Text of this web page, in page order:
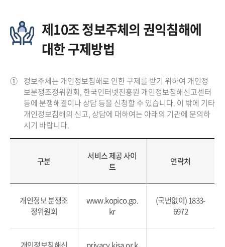
제10조 정보주체의 권익침해에
대한 구제방법
① 정보주체는 개인정보침해로 인한 구제를 받기 위하여 개인정
보분쟁조정위원회, 한국인터넷진흥원 개인정보침해신고센터
등에 분쟁해결이나 상담 등을 신청할 수 있습니다. 이 밖에 기타
개인정보침해의 신고, 상담에 대하여는 아래의 기관에 문의하
시기 바랍니다.
구분
서비스 제공 사이
트
연락처
개인정보 분쟁조
정위원회
www.kopico.go.
kr
(국번없이) 1833-
6972
개인정보침해신 privacy.kisa.or.k